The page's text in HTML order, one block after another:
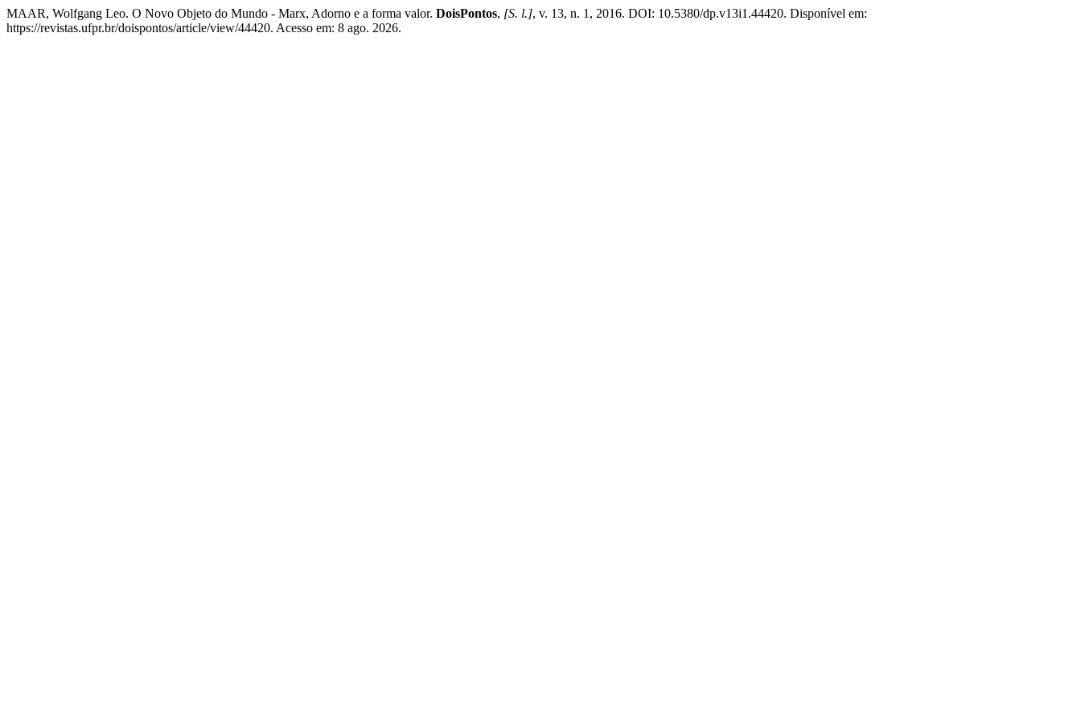
MAAR, Wolfgang Leo. O Novo Objeto do Mundo - Marx, Adorno e a forma valor. DoisPontos, [S. l.], v. 13, n. 1, 2016. DOI: 10.5380/dp.v13i1.44420. Disponível em:
https://revistas.ufpr.br/doispontos/article/view/44420. Acesso em: 8 ago. 2026.